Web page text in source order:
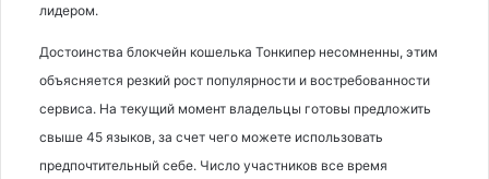
лидером.
Достоинства блокчейн кошелька Тонкипер несомненны, этим
объясняется резкий рост популярности и востребованности
сервиса. На текущий момент владельцы готовы предложить
свыше 45 языков, за счет чего можете использовать
предпочтительный себе. Число участников все время